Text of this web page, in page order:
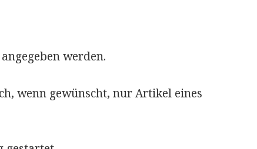
werden.
wenn gewünscht, nur Artikel eines